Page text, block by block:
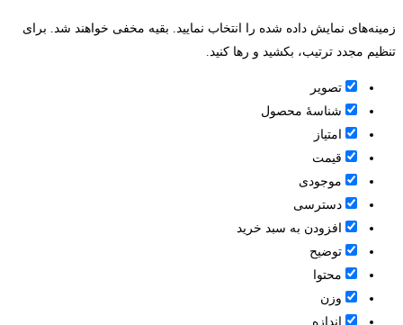
زمینه‌های نمایش داده شده را انتخاب نمایید. بقیه مخفی خواهند شد. برای
تنظیم مجدد ترتیب، بکشید و رها کنید.
تصویر
شناسۀ محصول
امتیاز
قيمت
موجودی
دسترسی
افزودن به سبد خرید
توضیح
محتوا
وزن
اندازه